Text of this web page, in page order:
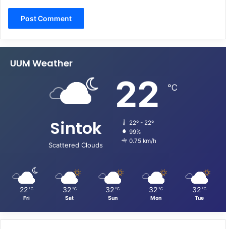
UUM Weather
Sintok
Scattered Clouds
22 ℃
22º - 22º
99%
0.75 km/h
22 ℃
Fri
32 ℃
Sat
32 ℃
Sun
32 ℃
Mon
32 ℃
Tue